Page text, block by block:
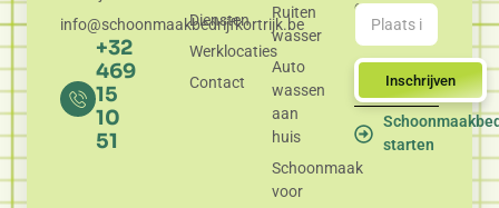
info@schoonmaakbedrijfkortrijk.be
+32
469
15
10
51
Diensten
Werklocaties
Contact
Ruiten
wasser
Auto
wassen
aan
huis
Schoonmaak
voor
es.
Inschrijven
starten